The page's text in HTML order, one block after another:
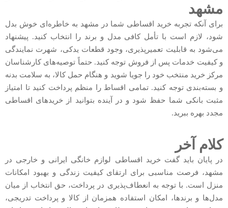
مشهد
برای آنکه تجربه خرید اقساطی شما در مشهد به خاطره‌ای خوش بدل
شود، لازم است با تأمل کافی مدل و برند را انتخاب کنید. پیشنهاد
می‌شود به قابلیت تعمیرپذیری، وجود قطعات یدکی، شهرت نمایندگی
و کیفیت خدمات پس از فروش توجه کنید. حتماً توصیه‌های کارشناسان
مرکز خرید منتخب خود را جویا شوید و هنگام حمل کالا، به سلامت بدنه
و بسته‌بندی توجه کنید. تمامی اقساط را منظم پرداخت کنید تا امتیاز
مثبت بانکی شما حفظ شود و در آینده بتوانید از خریدهای اقساطی
مجدد بهره ببرید.
کلام آخر
در پایان باید گفت خرید اقساطی لوازم خانگی ایرانی و خارجی در
مشهد، فرصت مناسبی برای ارتقای کیفیت زندگی و بهبود امکانات
منزل است. با توجه به انعطاف‌پذیری در پرداخت، حق انتخاب از میان
مدل‌ها و برندها، امکان استفاده همزمان از کالا و پرداخت تدریجی،